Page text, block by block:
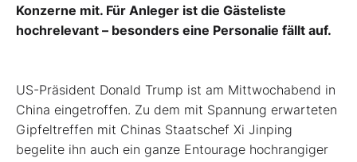
Konzerne mit. Für Anleger ist die Gästeliste
hochrelevant – besonders eine Personalie fällt auf.
US-Präsident Donald Trump ist am Mittwochabend in
China eingetroffen. Zu dem mit Spannung erwarteten
Gipfeltreffen mit Chinas Staatschef Xi Jinping
begelite ihn auch ein ganze Entourage hochrangiger